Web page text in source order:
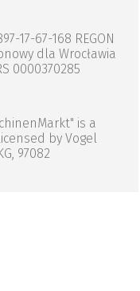
17-67-168 REGON
dla Wrocławia
0000370285
is a
by Vogel
97082